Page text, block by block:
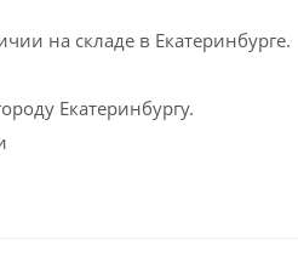
на складе в Екатеринбурге.
Екатеринбургу.